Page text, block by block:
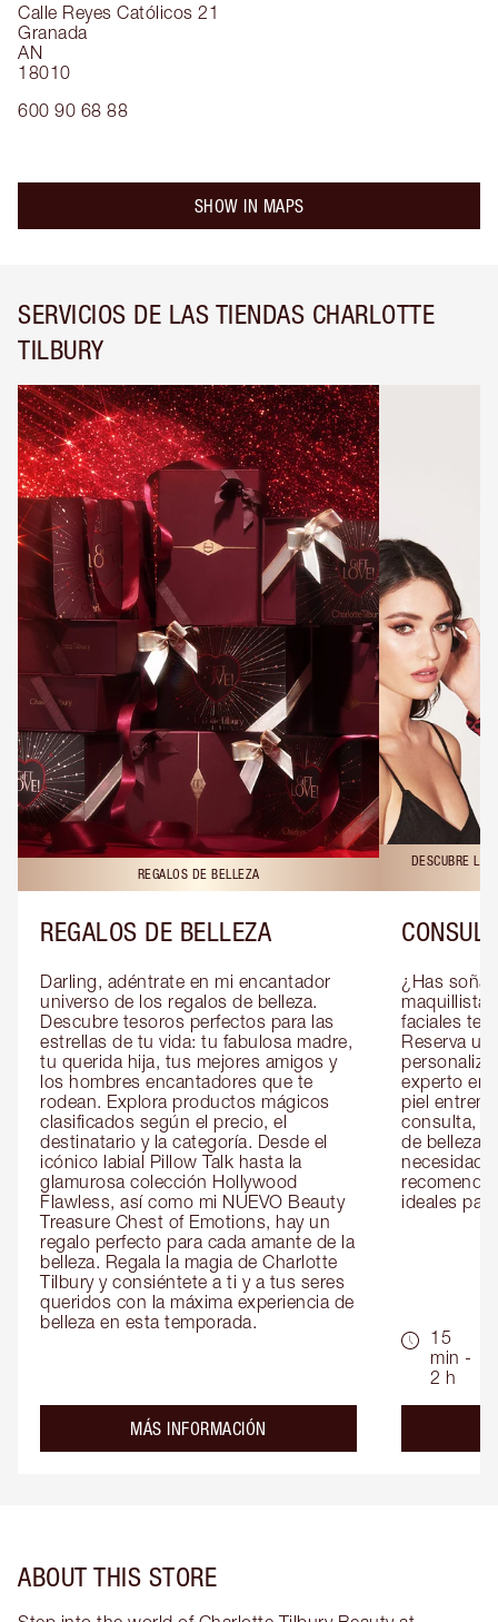
Calle Reyes Católicos 21
Granada
AN
18010
600 90 68 88
SHOW IN MAPS
SERVICIOS DE LAS TIENDAS CHARLOTTE
TILBURY
REGALOS DE BELLEZA
REGALOS DE BELLEZA
Darling, adéntrate en mi encantador
universo de los regalos de belleza.
Descubre tesoros perfectos para las
estrellas de tu vida: tu fabulosa madre,
tu querida hija, tus mejores amigos y
los hombres encantadores que te
rodean. Explora productos mágicos
clasificados según el precio, el
destinatario y la categoría. Desde el
icónico labial Pillow Talk hasta la
glamurosa colección Hollywood
Flawless, así como mi NUEVO Beauty
Treasure Chest of Emotions, hay un
regalo perfecto para cada amante de la
belleza. Regala la magia de Charlotte
Tilbury y consiéntete a ti y a tus seres
queridos con la máxima experiencia de
belleza en esta temporada.
MÁS INFORMACIÓN
DESCUBRE
¿Has
maquillista
faciales te
Reserva
experto en
piel
consulta,
de belleza
ideales
15
min -
2 h
ABOUT THIS STORE